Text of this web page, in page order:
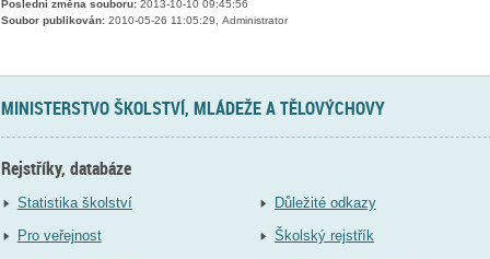
Poslední změna souboru:2013-10-10 09:45:56
Soubor publikován:2010-05-26 11:05:29, Administrator
MINISTERSTVO ŠKOLSTVÍ, MLÁDEŽE A TĚLOVÝCHOVY
Rejstříky, databáze
Statistika školství
Pro veřejnost
Důležité odkazy
Školský rejstřík